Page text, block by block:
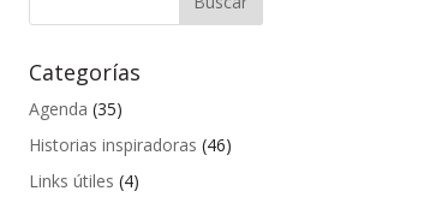
Categorías
Agenda (35)
Historias inspiradoras (46)
Links útiles (4)